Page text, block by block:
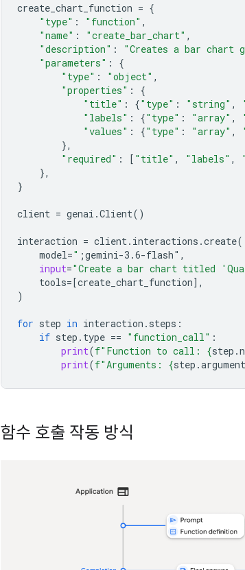
create_chart_function = {
"type" : "function" ,
"name" : "create_bar_chart" ,
"description" : "Creates a bar chart
"parameters" :
{
"type" : "object" ,
"properties" :
{
"title" : {"type" : "string" ,
"labels" : {"type" : "array" ,
"values" : {"type" : "array" ,
},
"required" : [ "title" , "labels" ,
},
}
client = genai .Client()
interaction = client. interactions .create(
model=" ;gemini-3.6-flash" ,
input="Create a bar chart titled
tools=[create_chart_function],
)
for step in interaction . steps :
if step . type == "function_call" :
print(f"Function to call: {step .
print(f"Arguments: {step .
함수 호출 작동 방식